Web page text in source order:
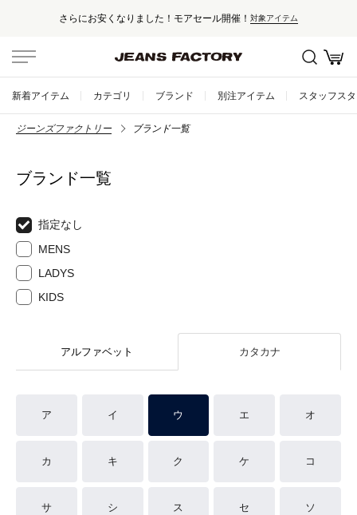
さらにお安くなりました！モアセール開催！対象アイテム
新着アイテム カテゴリ ブランド 別注アイテム スタッフス
ジーンズファクトリー ブランド一覧
ブランド一覧
指定なし
MENS
LADYS
KIDS
アルファベット カタカナ
ア イ ウ エ オ
カ キ ク ケ コ
サ シ ス セ ソ